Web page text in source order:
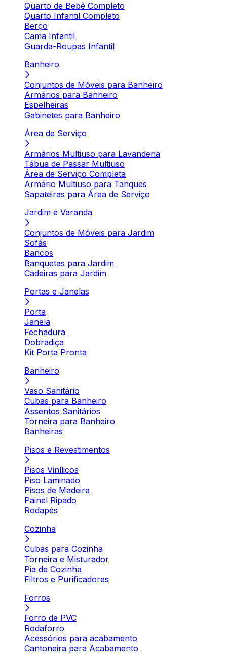
Quarto de Bebê Completo
Quarto Infantil Completo
Berço
Cama Infantil
Guarda-Roupas Infantil
Banheiro
Conjuntos de Móveis para Banheiro
Armários para Banheiro
Espelheiras
Gabinetes para Banheiro
Área de Serviço
Armários Multiuso para Lavanderia
Tábua de Passar Multiuso
Área de Serviço Completa
Armário Multiuso para Tanques
Sapateiras para Área de Serviço
Jardim e Varanda
Conjuntos de Móveis para Jardim
Sofás
Bancos
Banquetas para Jardim
Cadeiras para Jardim
Portas e Janelas
Porta
Janela
Fechadura
Dobradiça
Kit Porta Pronta
Banheiro
Vaso Sanitário
Cubas para Banheiro
Assentos Sanitários
Torneira para Banheiro
Banheiras
Pisos e Revestimentos
Pisos Vinílicos
Piso Laminado
Pisos de Madeira
Painel Ripado
Rodapés
Cozinha
Cubas para Cozinha
Torneira e Misturador
Pia de Cozinha
Filtros e Purificadores
Forros
Forro de PVC
Rodaforro
Acessórios para acabamento
Cantoneira para Acabamento